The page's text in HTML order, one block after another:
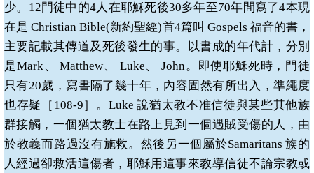
少。 12門徒中的4人在耶穌死後30多年至70年間寫了4本現
在是Christian Bible(新約聖經)首4篇叫 Gospels 福音的書，
主要記載其傳道及死後發生的事。以書成的年代計，分別
是Mark、Matthew、 Luke、John。即使耶穌死時，門徒
只有20歲，寫書隔了幾十年，內容固然有所出入，準繩度
也存疑［ 108-9］。 Luke說猶太教不准信徒與某些其他族
群接觸，一個猶太教士在路上見到一個遇賊受傷的人，由
於教義而路過沒有施救。然後另一個屬於Samaritans族的
人經過卻救活這傷者，耶穌用這事來教導信徒不論宗教或